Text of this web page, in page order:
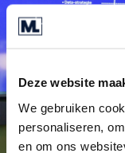
Deze website
We gebruiken
personaliseren,
en om ons